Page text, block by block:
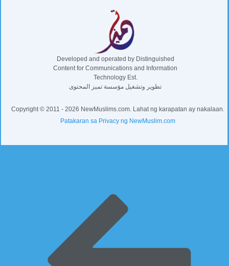
Developed and operated by Distinguished
Content for Communications and Information
Technology Est.
تطوير وتشغيل مؤسسة تميز المحتوى
Copyright © 2011 - 2026 NewMuslims.com. Lahat ng karapatan ay nakalaan.
Patakaran sa Privacy ng NewMuslim.com